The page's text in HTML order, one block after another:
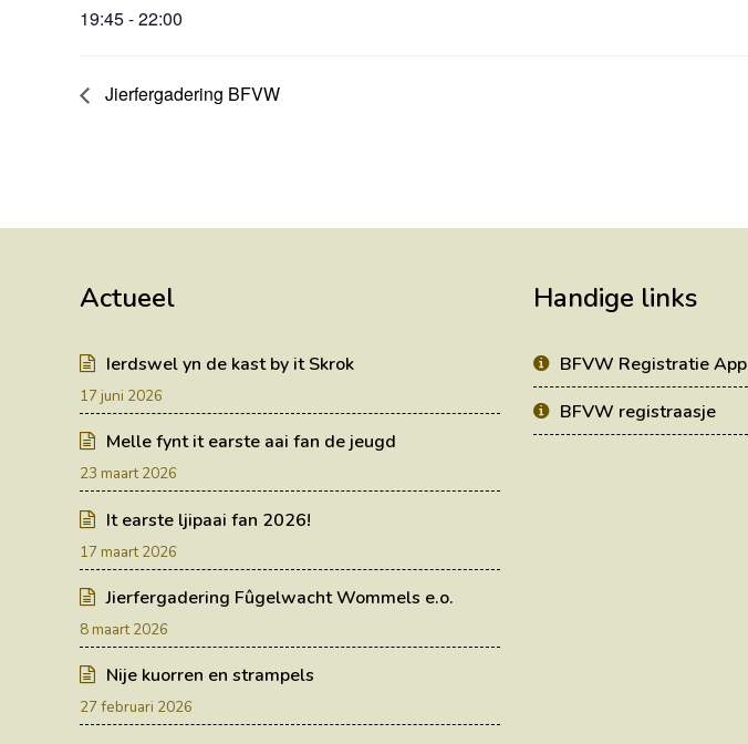
19:45 - 22:00
Jierfergadering BFVW
Actueel
Ierdswel yn de kast by it Skrok
17 juni 2026
Melle fynt it earste aai fan de jeugd
23 maart 2026
It earste ljipaai fan 2026!
17 maart 2026
Jierfergadering Fûgelwacht Wommels e.o.
8 maart 2026
Nije kuorren en strampels
27 februari 2026
Handige links
BFVW Registratie App
BFVW registraasje